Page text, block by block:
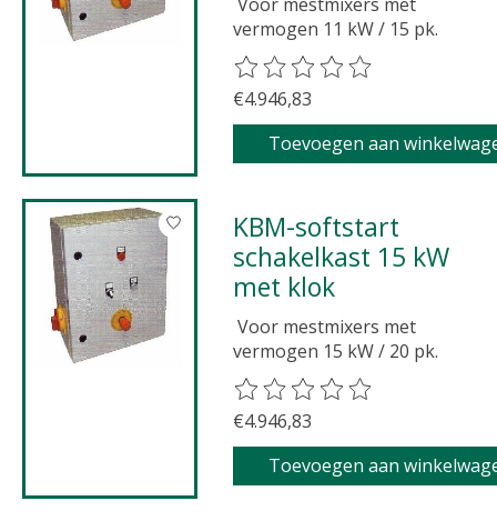
vermogen 11 kW / 15 pk.
De beoordeling van dit
€4.946,83
Toevoegen aan
KBM-softstart
schakelkast 15 kW
met klok
Voor mestmixers met
vermogen 15 kW / 20 pk.
De beoordeling van dit
€4.946,83
Toevoegen aan